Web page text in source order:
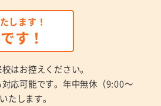
します！
す！
はお控えください。
応可能です。年中無休（9:00～
たします。